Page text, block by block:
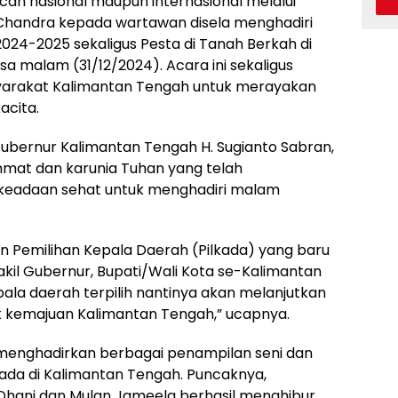
kepada wartawan disela menghadiri
2025 sekaligus Pesta di Tanah Berkah di
malam (31/12/2024). Acara ini sekaligus
Kalimantan Tengah untuk merayakan
Kalimantan Tengah H. Sugianto Sabran,
dan karunia Tuhan yang telah
sehat untuk menghadiri malam
Pemilihan Kepala Daerah (Pilkada) yang baru
Gubernur, Bupati/Wali Kota se-Kalimantan
daerah terpilih nantinya akan melanjutkan
Kalimantan Tengah,” ucapnya.
berbagai penampilan seni dan
di Kalimantan Tengah. Puncaknya,